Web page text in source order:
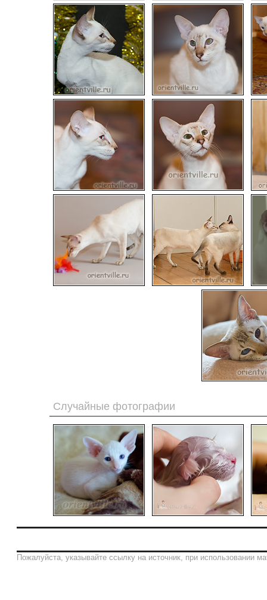
Случайные фотографии
Пожалуйста, указывайте ссылку на источник, при использовании